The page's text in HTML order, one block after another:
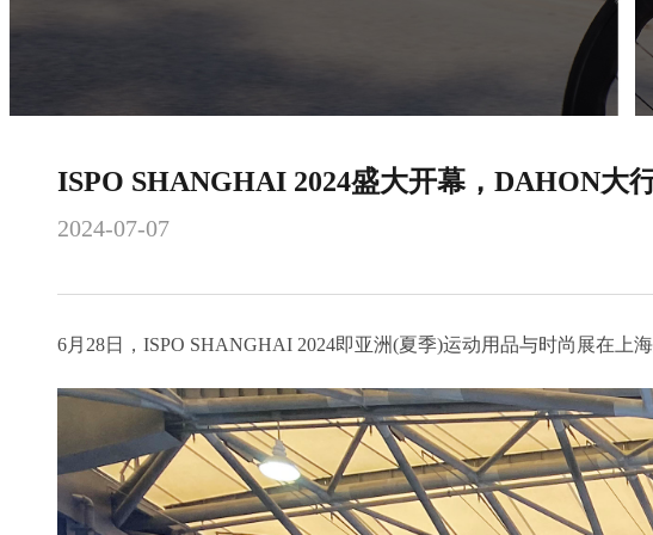
ISPO SHANGHAI 2024盛大开幕，DAHON大
2024-07-07
6月28日，ISPO SHANGHAI 2024即亚洲(夏季)运动用品与时尚展在上